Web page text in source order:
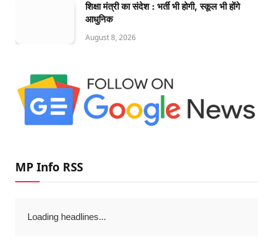
शिक्षा मंत्री का संदेश : भर्ती भी होगी, स्कूल भी होंगे
आधुनिक
August 8, 2026
MP Info RSS
Loading headlines...